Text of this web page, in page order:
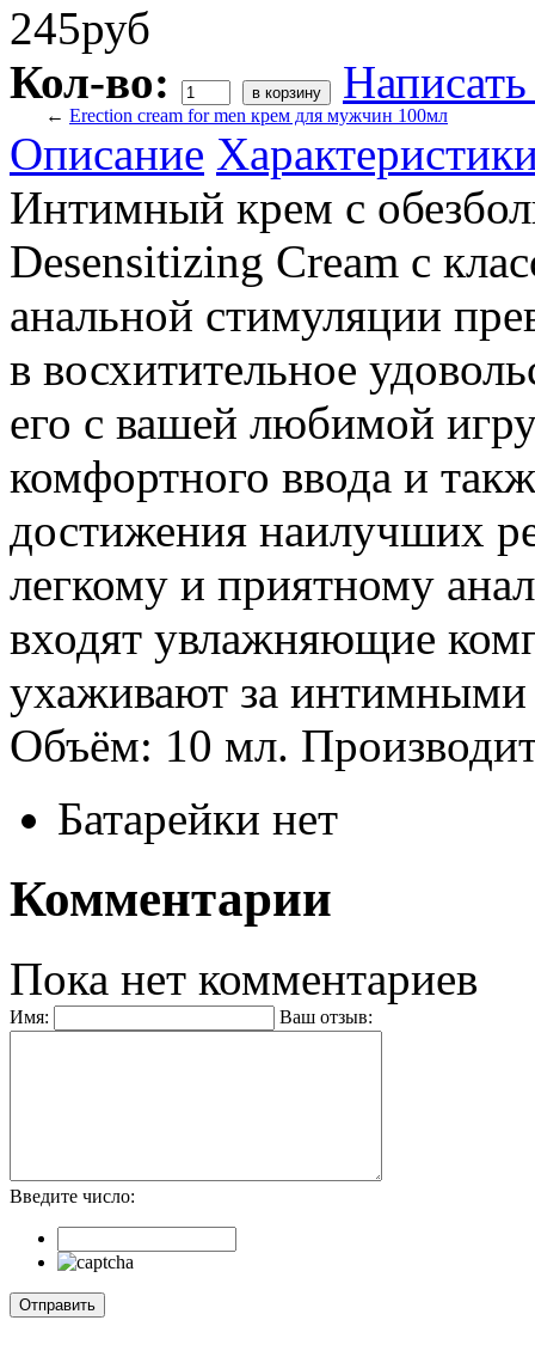
245руб
Кол-во:
← Erection cream for men крем для мужчин 100мл
Описание
Интимный крем с
Desensitizing Cream с
анальной стимуляции
в восхитительное
его с вашей любимой
комфортного ввода и
достижения наилучших
легкому и приятному
входят увлажняющие
ухаживают за интимными
Объём: 10 мл.
Батарейки нет
Комментарии
Пока нет комментариев
Имя: Ваш отзыв:
Введите число: